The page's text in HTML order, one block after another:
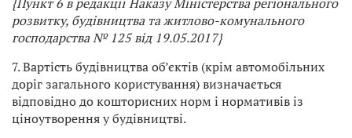
розвитку, будівництва та житлово-комунального
господарства№ 125 від 19.05.2017}
7. Вартість будівництва об’єктів (крім автомобільних
доріг загального користування) визначається
відповідно до кошторисних норм і нормативів із
ціноутворення у будівництві.